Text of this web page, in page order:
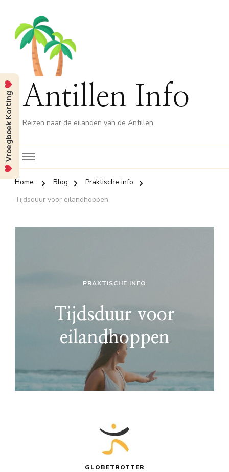
Antillen Info
Reizen naar de eilanden van de Antillen
Home Blog
Praktische info
Tijdsduur voor eilandhoppen
PRAKTISCHE INFO
Tijdsduur voor
eilandhoppen
GLOBETROTTER
Vroegboek Korting